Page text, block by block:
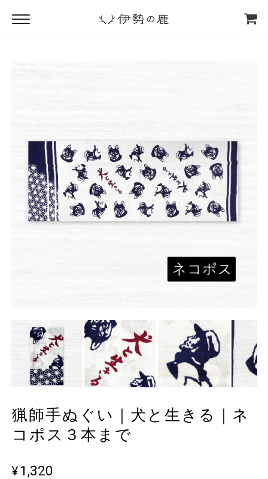
猟師手ぬぐい｜犬と生きる｜ネ
コポス３本まで
¥1,320